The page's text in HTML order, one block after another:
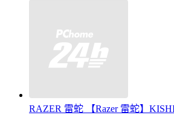
RAZER 雷蛇 【Razer 雷蛇】